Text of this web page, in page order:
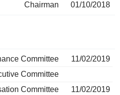
Chairman 01/10/2018
Committee
11/02/2019
Committee
Committee
11/02/2019